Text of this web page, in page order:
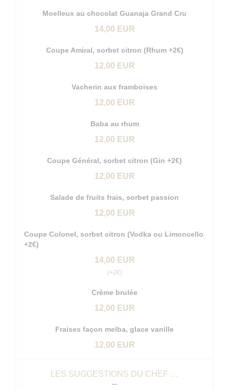
Moelleux au chocolat Guanaja Grand Cru
14,00 EUR
Coupe Amiral, sorbet citron (Rhum +2€)
12,00 EUR
Vacherin aux framboises
12,00 EUR
Baba au rhum
12,00 EUR
Coupe Général, sorbet citron (Gin +2€)
12,00 EUR
Salade de fruits frais, sorbet passion
12,00 EUR
Coupe Colonel, sorbet citron (Vodka ou Limoncello
+2€)
14,00 EUR
(+2€)
Crème brulée
12,00 EUR
Fraises façon melba, glace vanille
12,00 EUR
LES SUGGESTIONS DU CHEF …